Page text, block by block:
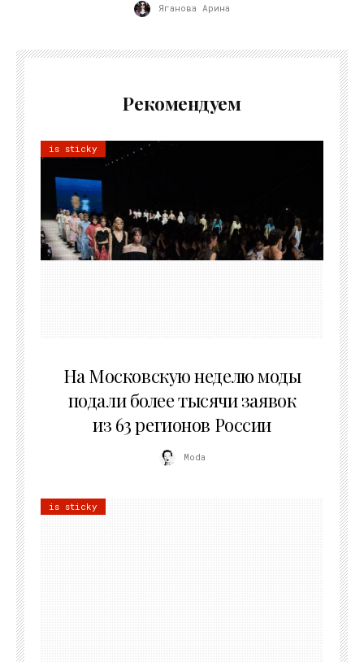
Яганова Арина
Рекомендуем
is sticky
На Московскую неделю моды
подали более тысячи заявок
из 63 регионов России
Moda
is sticky